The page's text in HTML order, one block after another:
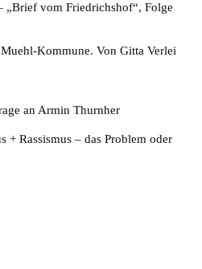
„Brief vom Friedrichshof“, Folge
Kommune. Von Gitta Verlei
an Armin Thurnher
+ Rassismus – das Problem oder